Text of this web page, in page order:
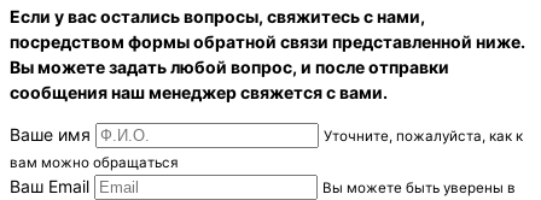
Если у вас остались вопросы, свяжитесь с нами,
посредством формы обратной связи представленной ниже.
Вы можете задать любой вопрос, и после отправки
сообщения наш менеджер свяжется с вами.
Ваше имя
Уточните, пожалуйста, как к
вам можно обращаться
Ваш Email
Вы можете быть уверены в